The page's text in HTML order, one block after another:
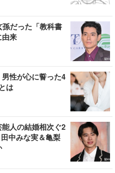
だった「教科書
来
男性が心に誓った4
は
能人の結婚相次ぐ2
中みな実＆亀梨